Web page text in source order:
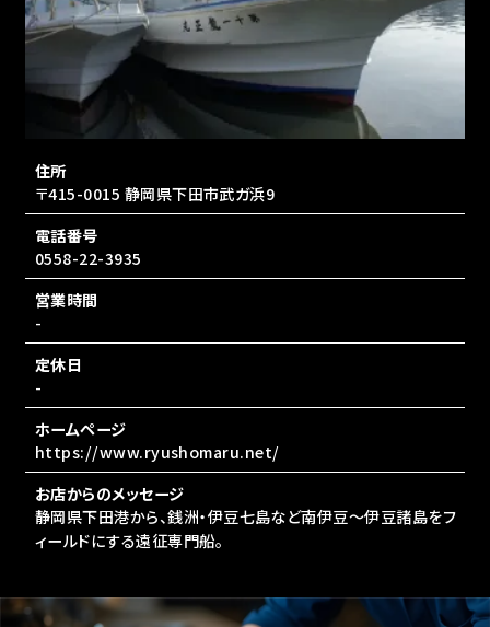
住所
〒415-0015 静岡県下田市武ガ浜9
電話番号
0558-22-3935
営業時間
-
定休日
-
ホームページ
https://www.ryushomaru.net/
お店からのメッセージ
静岡県下田港から、銭洲・伊豆七島など南伊豆～伊豆諸島をフ
ィールドにする遠征専門船。